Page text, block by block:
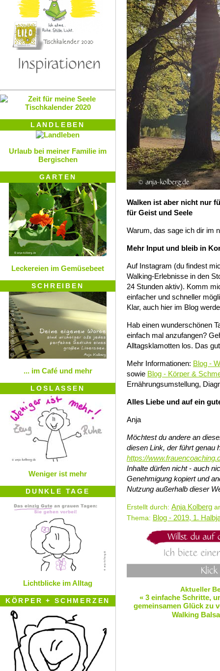
Walken ist aber nicht nur
für Geist und Seele
Warum, das sage ich dir im
Mehr Input und bleib in
Auf Instagram (du findest
Walking-Erlebnisse in den
24 Stunden aktiv). Komm
einfacher und schneller
Klar, auch hier im Blog
Hab einen wunderschönen
einfach mal anzufangen?
Alltagsklamotten los. Das
Mehr Informationen: Blog -
sowie Blog - Körper &
Ernährungsumstellung,
Alles Liebe und auf ein
Anja
Möchtest du andere an
diesen Link, der führt genau
https://
Inhalte dürfen nicht - auch
Genehmigung kopiert und
Nutzung außerhalb dieser
Erstellt durch: Anja Kolberg
Thema: Blog - 2019, 1.
Aktueller
« 3 einfache Schritte,
gemeinsamen Glück zu
Walking
LANDLEBEN
Urlaub bei meiner Familie im
Bergischen
GARTEN
Leckereien im Gemüsebeet
SCHREIBEN
... im Café und mehr
LOSLASSEN
Weniger ist mehr
DUNKLE TAGE
Lichtblicke im Alltag
KÖRPER + SCHMERZEN